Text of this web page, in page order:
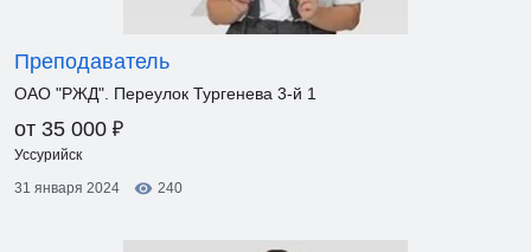
Преподаватель
ОАО "РЖД". Переулок Тургенева 3-й 1
от 35 000 ₽
Уссурийск
31 января 2024
240